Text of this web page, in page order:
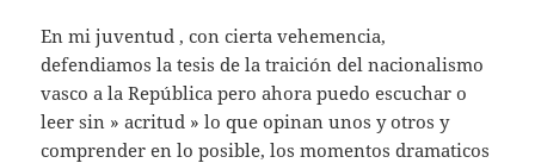
En mi juventud , con cierta vehemencia,
defendiamos la tesis de la traición del nacionalismo
vasco a la República pero ahora puedo escuchar o
leer sin » acritud » lo que opinan unos y otros y
comprender en lo posible, los momentos dramaticos